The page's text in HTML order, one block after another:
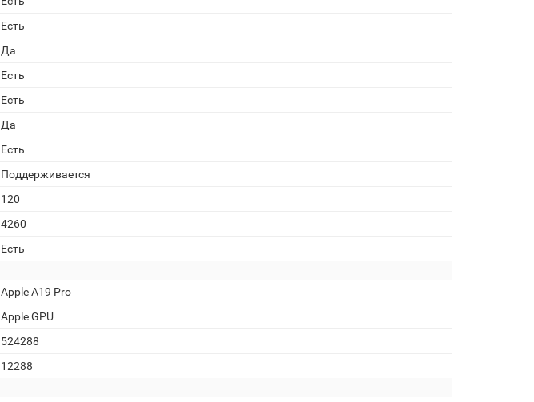
Есть
Да
Есть
Есть
Да
Есть
Поддерживается
120
4260
Есть
Apple A19 Pro
Apple GPU
524288
12288